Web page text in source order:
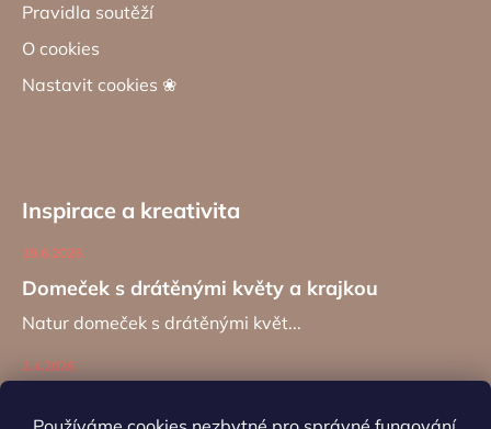
Pravidla soutěží
O cookies
Nastavit cookies ❀
Inspirace a kreativita
Domeček s drátěnými květy a krajkou
19.6.2026
Natur domeček s drátěnými květ...
2.4.2026